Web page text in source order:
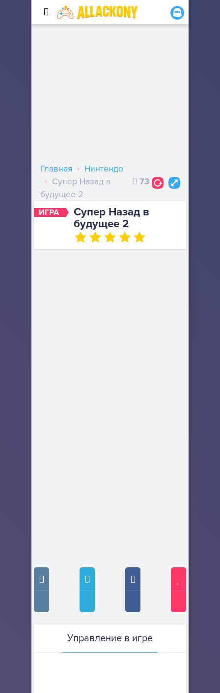
ИГРА
Супер Назад в
будущее 2
Главная
Нинтендо
Супер Назад в
будущее 2
73
Управление в игре